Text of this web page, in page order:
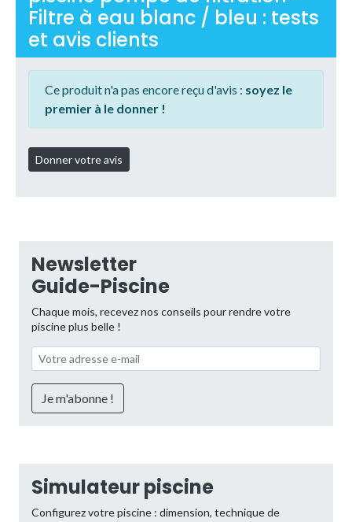
Filtre à eau blanc / bleu : tests
et avis clients
Ce produit n'a pas encore reçu d'avis : soyez le
premier à le donner !
Newsletter
Guide-Piscine
Chaque mois, recevez nos conseils pour rendre votre
piscine plus belle !
Simulateur piscine
Configurez votre piscine : dimension, technique de